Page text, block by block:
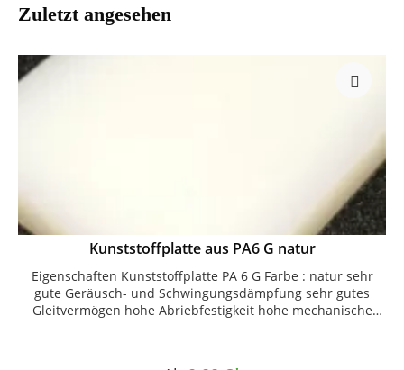
Zuletzt angesehen
Kunststoffplatte aus PA6 G natur
Eigenschaften Kunststoffplatte PA 6 G Farbe : natur sehr
gute Geräusch- und Schwingungsdämpfung sehr gutes
Gleitvermögen hohe Abriebfestigkeit hohe mechanische